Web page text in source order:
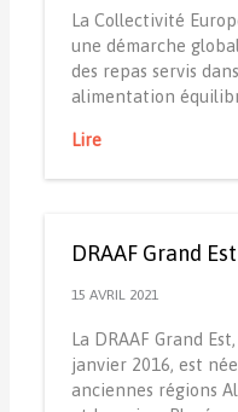
La Collectivité
une démarche
des repas servis
alimentation
Lire
DRAAF Grand Est
15 AVRIL 2021
La DRAAF Grand
janvier 2016, est
anciennes régions